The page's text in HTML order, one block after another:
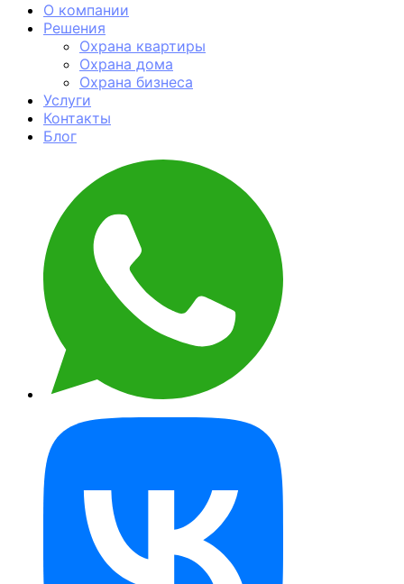
О компании
Решения
Охрана квартиры
Охрана дома
Охрана бизнеса
Услуги
Контакты
Блог